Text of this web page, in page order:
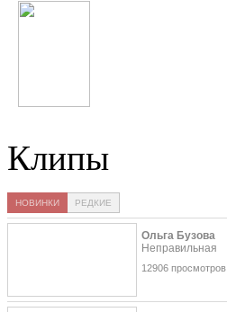
Клипы
НОВИНКИ РЕДКИЕ
Ольга Бузова
Неправильная
12906 просмотров